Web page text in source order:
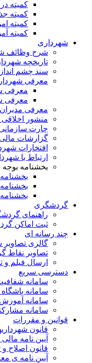
کمیته
کمیته
کمیته
کمیته
شهرداری
شرح وظائف
تاریخچه
سند چشم
معرفی
معرفی
معرفی
معرفی مدیران
منشور
چارت
گزارشات
افتخارات
ارتباط با
بخشنامه
بخشنامه بوجه
بخشنامه بوجه
بخشنامه بوجه
گردشگری
راهنمای
ثبت اماکن
چند رسانه ای
گالری تصاویر
تصاویر نقاط
ارسال فیلم و
دسترسی سریع
سامانه
سامانه
سامانه
سامانه
قوانین و مقررات
قانون
آیین نامه
قانون اصلاح
آیین نامه ی